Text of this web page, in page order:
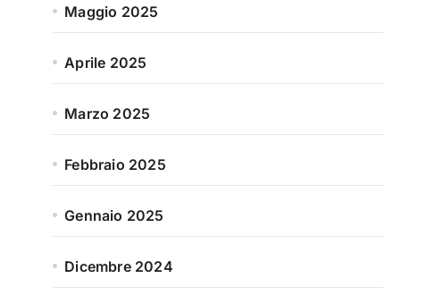
Maggio 2025
Aprile 2025
Marzo 2025
Febbraio 2025
Gennaio 2025
Dicembre 2024